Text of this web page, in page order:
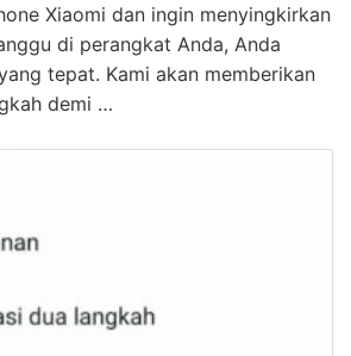
Xiaomi dan ingin menyingkirkan
di perangkat Anda, Anda
tepat. Kami akan memberikan
demi …